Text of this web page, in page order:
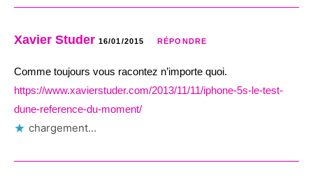
Xavier Studer 16/01/2015 RÉPONDRE
Comme toujours vous racontez n’importe quoi.
https://www.xavierstuder.com/2013/11/11/iphone-5s-le-test-
dune-reference-du-moment/
chargement…